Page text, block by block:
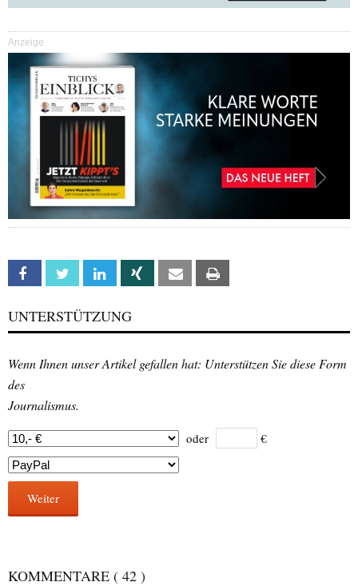
Anzeige
Facebook Twitter Linkedin Xing Email
UNTERSTÜTZUNG
Wenn Ihnen unser Artikel gefallen hat: Unterstützen Sie diese Form
des
Journalismus.
oder €
Weiter
KOMMENTARE ( 42 )